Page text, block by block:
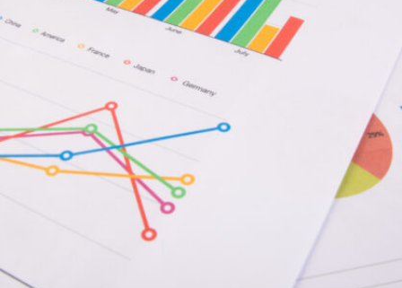
Rozdzielczość
Pomniejsz
Zmniejsz czcionkę Zwiększ czcionkę